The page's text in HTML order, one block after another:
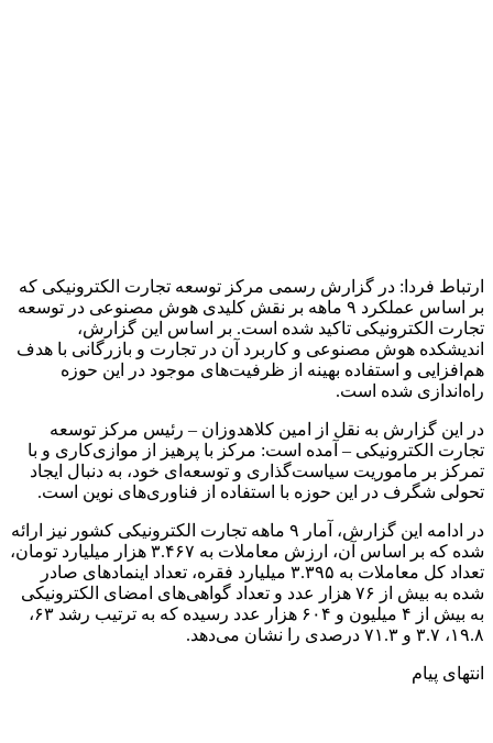
هوش مصنوعی
آخرین اخبار
1 هفته پیش
انواع قاب بندی دیوار با گچبری پیش ساخته پلی
یورتان دکارت؛ تحولی لوکس، فوری و بدون تخریب
در دکوراسیون داخلی
1 هفته پیش
آماده سازی موکب محسنین گیلان در کربلای معلی
2 هفته پیش
کشف ۳۰ تن مواد غذایی غیربهداشتی در شاهرود؛
انبار پلمب شد